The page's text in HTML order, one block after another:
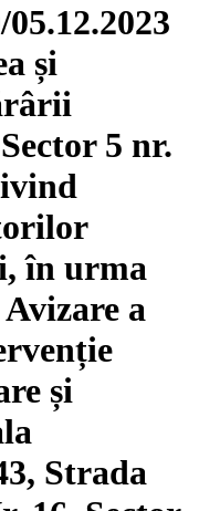
și
5 nr.
în urma
a
și
Strada